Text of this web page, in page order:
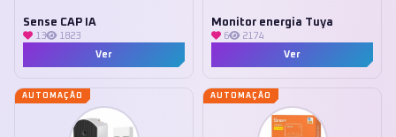
Sense CAP IA
13
1823
Ver
Monitor energia Tuya
6
2174
Ver
AUTOMAÇÃO AUTOMAÇÃO